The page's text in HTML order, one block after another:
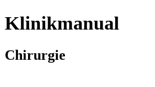
Klinikmanual
Chirurgie